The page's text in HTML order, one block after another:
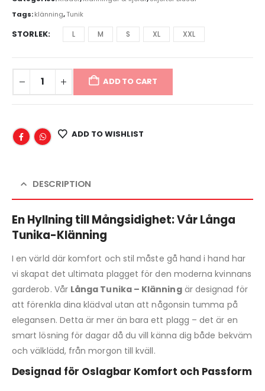
Tags:klänning,Tunik
STORLEK L M S XL XXL
ADD TO CART
ADD TO WISHLIST
DESCRIPTION
En Hyllning till Mångsidighet: Vår Långa
Tunika-Klänning
I en värld där komfort och stil måste gå hand i hand har
vi skapat det ultimata plagget för den moderna kvinnans
garderob. Vår Långa Tunika – Klänningär designad för
att förenkla dina klädval utan att någonsin tumma på
elegansen. Detta är mer än bara ett plagg – det är en
smart lösning för dagar då du vill känna dig både bekväm
och välklädd, från morgon till kväll.
Designad för Oslagbar Komfort och Passform